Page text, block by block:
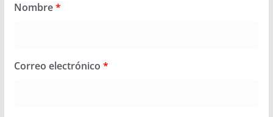
Nombre*
Correo electrónico *